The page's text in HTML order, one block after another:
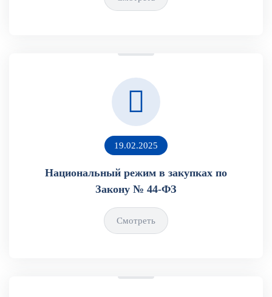
19.02.2025
Национальный режим в закупках по
Закону № 44-ФЗ
Смотреть